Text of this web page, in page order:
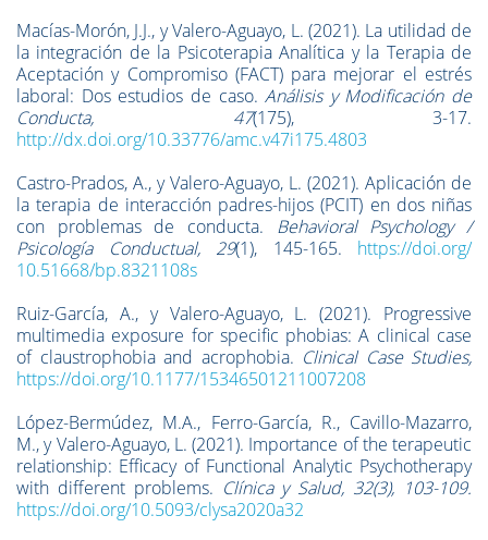
Macías-Morón, J.J., y Valero-Aguayo, L. (2021). La utilidad de
la integración de la Psicoterapia Analítica y la Terapia de
Aceptación y Compromiso (FACT) para mejorar el estrés
laboral: Dos estudios de caso.Análisis y Modificación de
Conducta, 47(175), 3-17.
http://dx.doi.org/10.33776/amc.v47i175.4803
Castro-Prados, A., y Valero-Aguayo, L. (2021). Aplicación de
la terapia de interacción padres-hijos (PCIT) en dos niñas
con problemas de conducta. Behavioral Psychology /
Psicología Conductual, 29(1), 145-165. https://doi.org/
10.51668/bp.8321108s
Ruiz-García, A., y Valero-Aguayo, L. (2021). Progressive
multimedia exposure for specific phobias: A clinical case
of claustrophobia and acrophobia. Clinical Case Studies,
https://doi.org/10.1177/15346501211007208
López-Bermúdez, M.A., Ferro-García, R., Cavillo-Mazarro,
M., y Valero-Aguayo, L. (2021). Importance of the terapeutic
relationship: Efficacy of Functional Analytic Psychotherapy
with different problems. Clínica y Salud, 32(3), 103-109.
https://doi.org/10.5093/clysa2020a32